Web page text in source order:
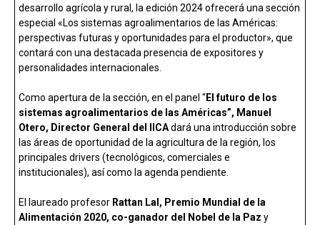
desarrollo agrícola y rural, la edición 2024 ofrecerá una sección
especial «Los sistemas agroalimentarios de las Américas:
perspectivas futuras y oportunidades para el productor», que
contará con una destacada presencia de expositores y
personalidades internacionales.
Como apertura de la sección, en el panel “El futuro de los
sistemas agroalimentarios de las Américas”, Manuel
Otero, Director General del IICAdará una introducción sobre
las áreas de oportunidad de la agricultura de la región, los
principales drivers (tecnológicos, comerciales e
institucionales), así como la agenda pendiente.
El laureado profesor Rattan Lal, Premio Mundial de la
Alimentación 2020, co-ganador del Nobel de la Paz y